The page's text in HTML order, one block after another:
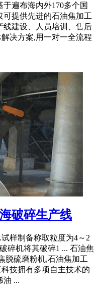
遍布海内外170多个国
提供先进的石油焦加工
线建设、人员培训、售后
决方案,用一对一全流程
破碎生产线
样制备称取粒度为4～2
碎机将其破碎1 ... 石油焦
脱硫磨粉机,石油焦加工
技拥有多项自主技术的
油 ...